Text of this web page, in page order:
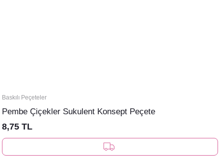
Baskılı Peçeteler
Pembe Çiçekler Sukulent Konsept Peçete
8,75 TL